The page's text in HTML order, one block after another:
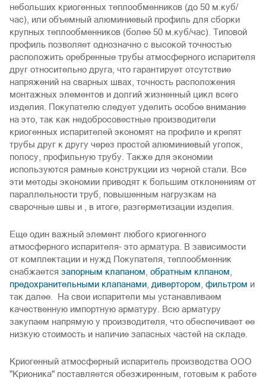
небольших криогенных теплообменников (до 50 м.куб/
час), или объемный алюминиевый профиль для сборки
крупных теплообменников (более 50 м.куб/час). Типовой
профиль позволяет однозначно с высокой точностью
расположить оребренные трубы атмосферного испарителя
друг относительно друга, что гарантирует отсутствие
напряжений на сварных швах, точность расположения
монтажных элементов и долгий жизненный цикл всего
изделия. Покупателю следует уделить особое внимание
на это, так как недобросовестные производители
криогенных испарителей экономят на профиле и крепят
трубы друг к другу через простой алюминиевый уголок,
полосу, профильную трубу. Также для экономии
используются рамные конструкции из черной стали. Все
эти методы экономии приводят к большим отклонениям от
параллельности труб, повышенным нагрузкам на
сварочные швы и , в итоге, разгерметизации изделия.
Еще один важный элемент любого криогенного
атмосферного испарителя- это арматура. В зависимости
от комплектации и нужд Покупателя, теплообменник
снабжается запорным клапаном обратным клпаном
предохранительными клапанами дивертором фильтром и
так далее. На свои испарители мы устанавливаем
качественную импортную арматуру. Всю арматуру
закупаем напрямую у производителя, что обеспечивает ее
низкую стоимость и наличие запасных частей на складе.
Криогенный атмосферный испаритель производства ООО
"Крионика" поставляется обезжиренным, готовым к работе